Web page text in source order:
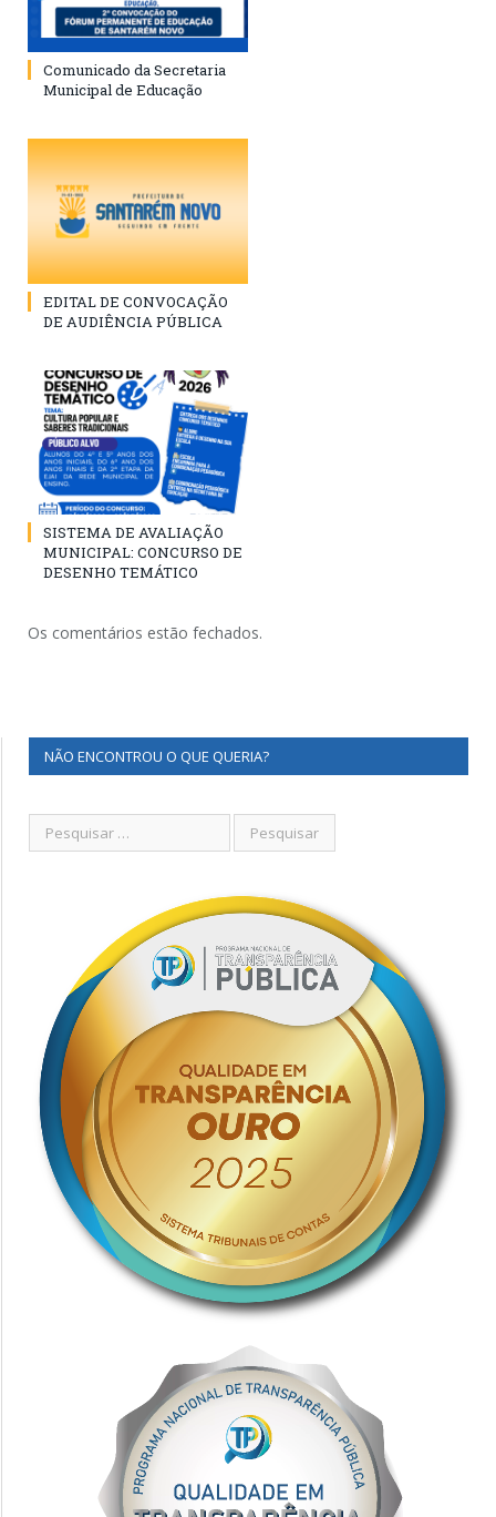
Comunicado da Secretaria
Municipal de Educação
EDITAL DE CONVOCAÇÃO
DE AUDIÊNCIA PÚBLICA
SISTEMA DE AVALIAÇÃO
MUNICIPAL: CONCURSO DE
DESENHO TEMÁTICO
Os comentários estão fechados.
NÃO ENCONTROU O QUE QUERIA?